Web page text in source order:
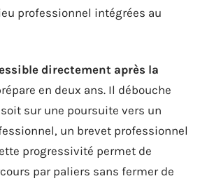
professionnel intégrées au
directement après la
en deux ans. Il débouche
sur une poursuite vers un
un brevet professionnel
progressivité permet de
par paliers sans fermer de